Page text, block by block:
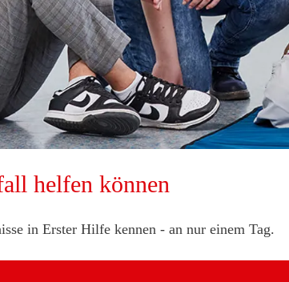
helfen können
in Erster Hilfe kennen - an nur einem Tag.